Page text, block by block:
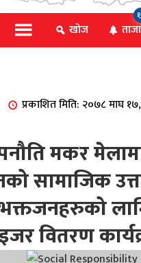
खोज ताजा
प्रकाशित मिति: २०७८ माघ
पनौति मकर
सामाजिक
वितरण